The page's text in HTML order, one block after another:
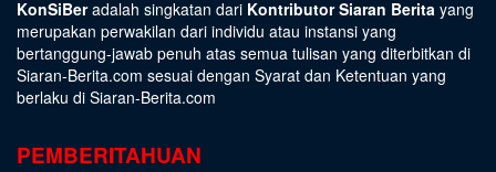
KonSiBeradalah singkatan dari Kontributor Siaran Berita yang
merupakan perwakilan dari individu atau instansi yang
bertanggung-jawab penuh atas semua tulisan yang diterbitkan di
Siaran-Berita.com sesuai dengan Syarat dan Ketentuan yang
berlaku di Siaran-Berita.com
PEMBERITAHUAN